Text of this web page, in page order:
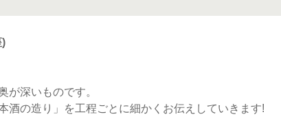
)
が深いものです。
の造り」を工程ごとに細かくお伝えしていきます!